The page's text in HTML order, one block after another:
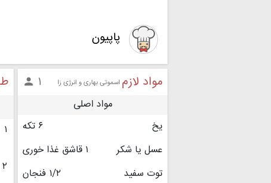
پاپیون
مواد لازم اسموتی بهاری و انرژی زا ۱ 
مواد اصلی
یخ
۶ تکه
عسل یا شکر
۱ قاشق غذا خوری
توت سفید
۱/۲ فنجان
۱
۲